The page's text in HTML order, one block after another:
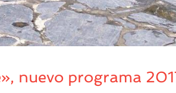
nuevo programa